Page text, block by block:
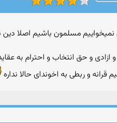
و حق انتخاب و احترام به
و ربطی به اخوندای حالا نداره